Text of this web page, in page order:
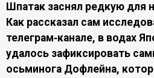
Шпатак заснял редкую для
Как рассказал сам
телеграм‑канале, в водах
удалось зафиксировать
осьминога Дофлейна,